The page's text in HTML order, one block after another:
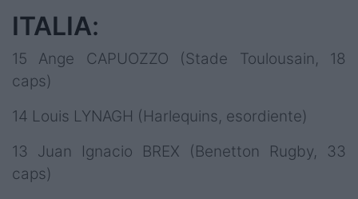
ITALIA:
15 Ange CAPUOZZO (Stade Toulousain, 18
caps)
14 Louis LYNAGH (Harlequins, esordiente)
13 Juan Ignacio BREX (Benetton Rugby, 33
caps)